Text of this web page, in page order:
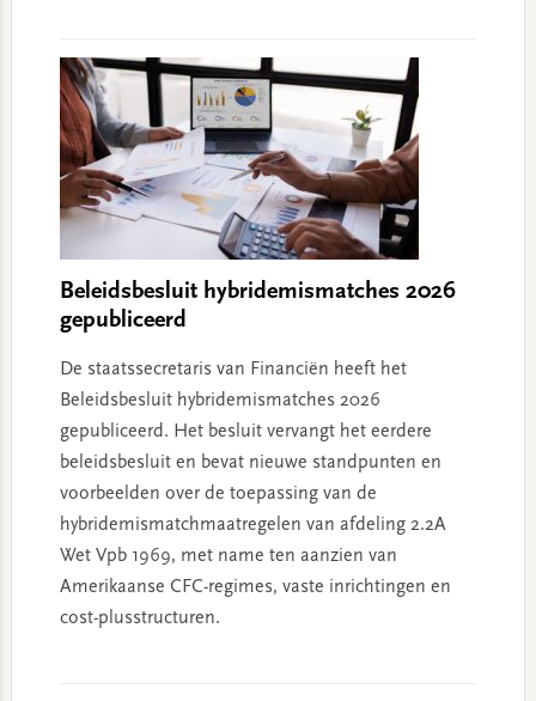
Beleidsbesluit hybridemismatches 2026
gepubliceerd
De staatssecretaris van Financiën heeft het
Beleidsbesluit hybridemismatches 2026
gepubliceerd. Het besluit vervangt het eerdere
beleidsbesluit en bevat nieuwe standpunten en
voorbeelden over de toepassing van de
hybridemismatchmaatregelen van afdeling 2.2A
Wet Vpb 1969, met name ten aanzien van
Amerikaanse CFC-regimes, vaste inrichtingen en
cost-plusstructuren.